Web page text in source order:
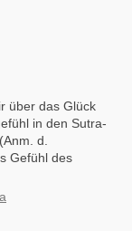
über das Glück
in den Sutra-
d.
Gefühl des